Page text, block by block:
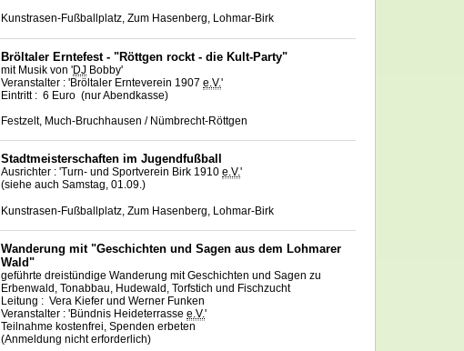
Kunstrasen-Fußballplatz, Zum Hasenberg, Lohmar-Birk
Bröltaler Erntefest - "Röttgen rockt - die Kult-Party"
mit Musik von 'DJ Bobby'
Veranstalter : 'Bröltaler Ernteverein 1907 e.V.'
Eintritt : 6 Euro (nur Abendkasse)
Festzelt, Much-Bruchhausen / Nümbrecht-Röttgen
Stadtmeisterschaften im Jugendfußball
Ausrichter : 'Turn- und Sportverein Birk 1910 e.V.'
(siehe auch Samstag, 01.09.)
Kunstrasen-Fußballplatz, Zum Hasenberg, Lohmar-Birk
Wanderung mit "Geschichten und Sagen aus dem Lohmarer
Wald"
geführte dreistündige Wanderung mit Geschichten und Sagen zu
Erbenwald, Tonabbau, Hudewald, Torfstich und Fischzucht
Leitung : Vera Kiefer und Werner Funken
Veranstalter : 'Bündnis Heideterrasse e.V.'
Teilnahme kostenfrei, Spenden erbeten
(Anmeldung nicht erforderlich)